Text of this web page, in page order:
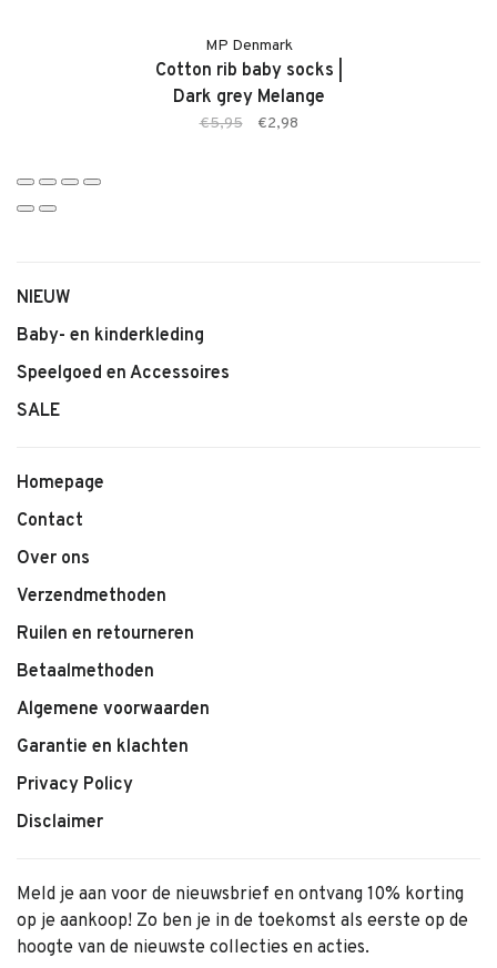
• Ademend en comfortabel materiaal
MP Denmark
Cotton rib baby socks |
Dark grey Melange
€5,95 €2,98
NIEUW
Baby- en kinderkleding
Speelgoed en Accessoires
SALE
Homepage
Contact
Over ons
Verzendmethoden
Ruilen en retourneren
Betaalmethoden
Algemene voorwaarden
Garantie en klachten
Privacy Policy
Disclaimer
Meld je aan voor de nieuwsbrief en ontvang 10% korting
op je aankoop! Zo ben je in de toekomst als eerste op de
hoogte van de nieuwste collecties en acties.